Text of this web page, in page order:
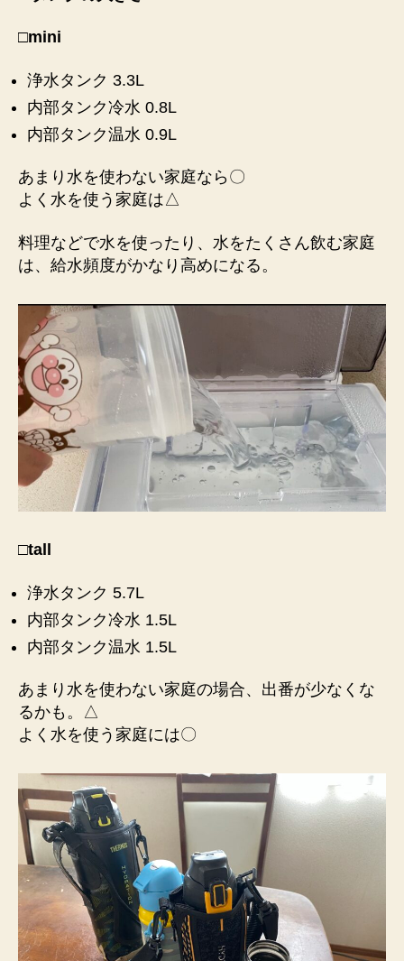
□mini
浄水タンク 3.3L
内部タンク冷水 0.8L
内部タンク温水 0.9L
あまり水を使わない家庭なら〇
よく水を使う家庭は△
料理などで水を使ったり、水をたくさん飲む家庭
は、給水頻度がかなり高めになる。
□tall
浄水タンク 5.7L
内部タンク冷水 1.5L
内部タンク温水 1.5L
あまり水を使わない家庭の場合、出番が少なくな
るかも。△
よく水を使う家庭には〇